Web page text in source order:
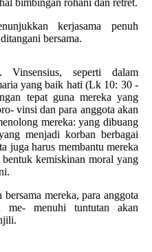
bimbingan rohani dan retret.
kerjasama penuh
bersama.
Vinsensius, seperti dalam
yang baik hati (Lk 10: 30 -
tepat guna mereka yang
vinsi dan para anggota akan
mereka: yang dibuang
menjadi korban berbagai
juga harus membantu mereka
kemiskinan moral yang
mereka, para anggota
me- menuhi tuntutan akan